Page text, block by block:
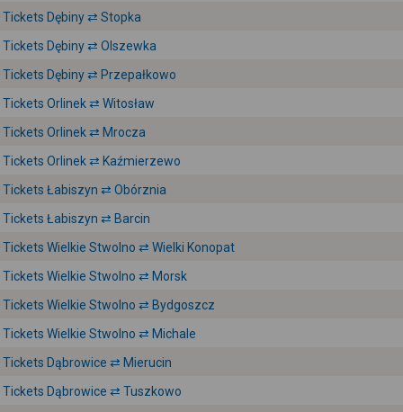
Tickets Dębiny ⇄ Stopka
Tickets Dębiny ⇄ Olszewka
Tickets Dębiny ⇄ Przepałkowo
Tickets Orlinek ⇄ Witosław
Tickets Orlinek ⇄ Mrocza
Tickets Orlinek ⇄ Kaźmierzewo
Tickets Łabiszyn ⇄ Obórznia
Tickets Łabiszyn ⇄ Barcin
Tickets Wielkie Stwolno ⇄ Wielki Konopat
Tickets Wielkie Stwolno ⇄ Morsk
Tickets Wielkie Stwolno ⇄ Bydgoszcz
Tickets Wielkie Stwolno ⇄ Michale
Tickets Dąbrowice ⇄ Mierucin
Tickets Dąbrowice ⇄ Tuszkowo